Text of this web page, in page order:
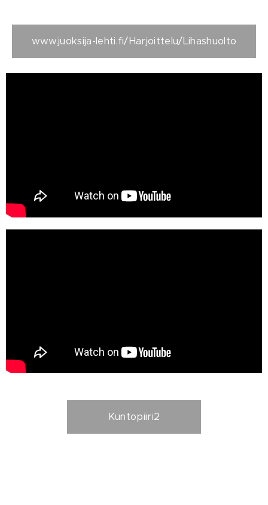
www.juoksija-lehti.fi/Harjoittelu/Lihashuolto
Kuntopiiri2